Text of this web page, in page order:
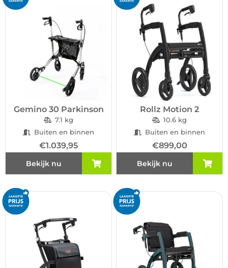
Gemino 30 Parkinson
7.1 kg
Buiten en binnen
€1.039,95
Bekijk nu
Rollz Motion 2
10.6 kg
Buiten en binnen
€899,00
Bekijk nu